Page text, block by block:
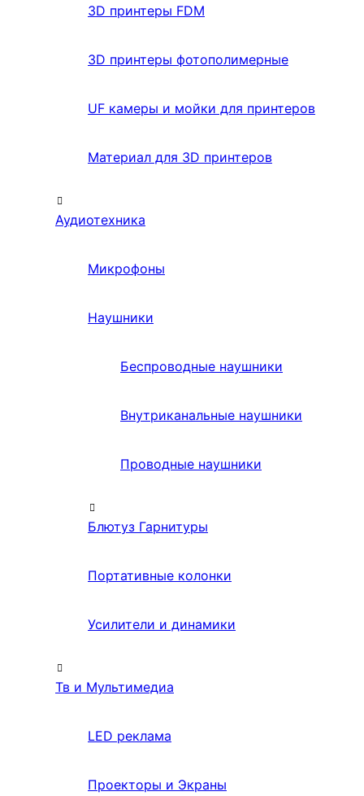
3D принтеры FDM
3D принтеры фотополимерные
UF камеры и мойки для принтеров
Материал для 3D принтеров
Аудиотехника
Микрофоны
Наушники
Беспроводные наушники
Внутриканальные наушники
Проводные наушники
Блютуз Гарнитуры
Портативные колонки
Усилители и динамики
Тв и Мультимедиа
LED реклама
Проекторы и Экраны